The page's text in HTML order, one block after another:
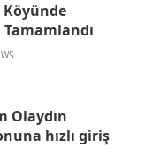
Köyünde
Olaydın
hızlı giriş